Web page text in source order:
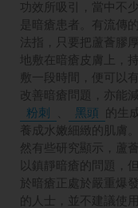
功效所吸引，當中不
是暗瘡患者。有流傳
法指，只要把蘆薈膠厚
地敷在暗瘡皮膚上，持
敷一段時間，便可以
改善暗瘡問題，亦能
粉刺
黑頭 的生
養成水嫩細緻的肌膚。
然有些研究顯示，蘆薈
以鎮靜暗瘡的問題，
於暗瘡正處於嚴重爆發
的人士，並不建議使用